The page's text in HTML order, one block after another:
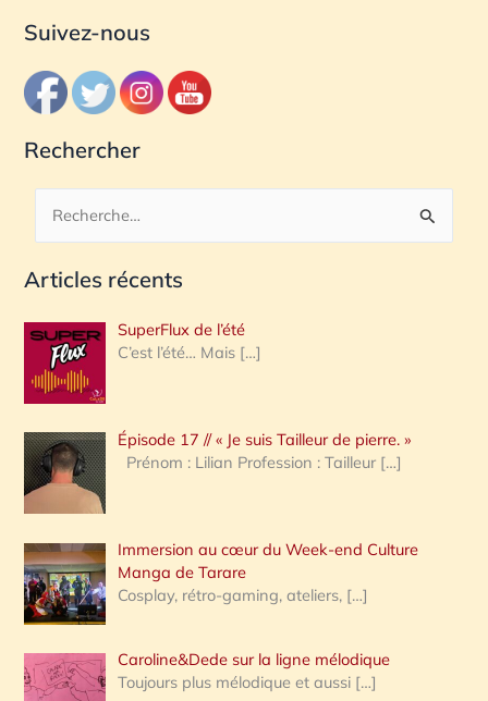
Suivez-nous
Rechercher
c
e
r
c
h
e
:
Articles récents
SuperFlux de l’été
C’est l’été… Mais […]
Épisode 17 // « Je suis Tailleur de pierre. »
Prénom : Lilian Profession : Tailleur […]
Immersion au cœur du Week-end Culture
Manga de Tarare
Cosplay, rétro-gaming, ateliers, […]
Caroline&Dede sur la ligne mélodique
Toujours plus mélodique et aussi […]